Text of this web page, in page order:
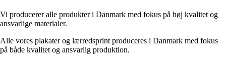
Vi producerer alle produkter i Danmark med fokus på høj kvalitet og
ansvarlige materialer.
Alle vores plakater og lærredsprint produceres i Danmark med fokus
på både kvalitet og ansvarlig produktion.